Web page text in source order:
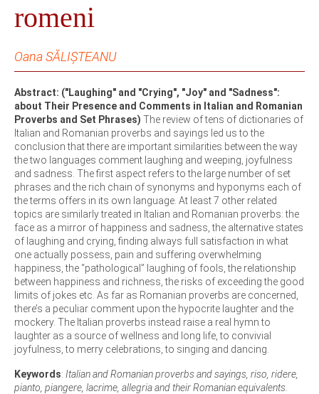
romeni
Oana SĂLIȘTEANU
Abstract: ("Laughing" and "Crying", "Joy" and "Sadness":
about Their Presence and Comments in Italian and Romanian
Proverbs and Set Phrases) The review of tens of dictionaries of
Italian and Romanian proverbs and sayings led us to the
conclusion that there are important similarities between the way
the two languages comment laughing and weeping, joyfulness
and sadness. The first aspect refers to the large number of set
phrases and the rich chain of synonyms and hyponyms each of
the terms offers in its own language. At least 7 other related
topics are similarly treated in Italian and Romanian proverbs: the
face as a mirror of happiness and sadness, the alternative states
of laughing and crying, finding always full satisfaction in what
one actually possess, pain and suffering overwhelming
happiness, the “pathological” laughing of fools, the relationship
between happiness and richness, the risks of exceeding the good
limits of jokes etc. As far as Romanian proverbs are concerned,
there’s a peculiar comment upon the hypocrite laughter and the
mockery. The Italian proverbs instead raise a real hymn to
laughter as a source of wellness and long life, to convivial
joyfulness, to merry celebrations, to singing and dancing.
Keywords: Italian and Romanian proverbs and sayings, riso, ridere,
pianto, piangere, lacrime, allegria and their Romanian equivalents.